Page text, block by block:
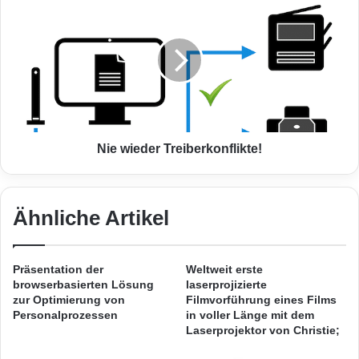
Vor allem im Segment der TELID®-
Datenlogger sind die Anwendungen und
e
u
n
g
m
i
b
r
k
o
n
f
Nie wieder Treiberkonflikte!
Ähnliche Artikel
Präsentation der
browserbasierten Lösung
zur Optimierung von
Personalprozessen
Weltweit erste
laserprojizierte
Filmvorführung eines Films
in voller Länge mit dem
Laserprojektor von Christie;